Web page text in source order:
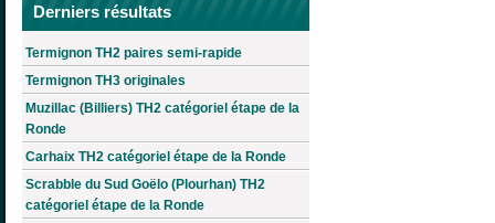
Derniers résultats
Termignon TH2 paires semi-rapide
Termignon TH3 originales
Muzillac (Billiers) TH2 catégoriel étape de la
Ronde
Carhaix TH2 catégoriel étape de la Ronde
Scrabble du Sud Goëlo (Plourhan) TH2
catégoriel étape de la Ronde